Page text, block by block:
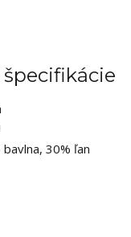
30% ľan